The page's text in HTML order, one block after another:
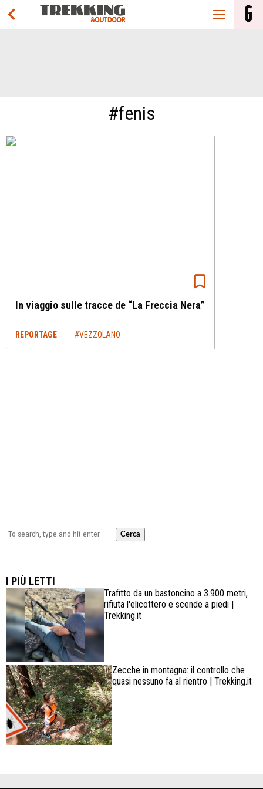
#fenis
In viaggio sulle tracce de “La Freccia Nera”
REPORTAGE #VEZZOLANO
Cerca
I PIÙ LETTI
Trafitto da un bastoncino a 3.900 metri,
rifiuta l'elicottero e scende a piedi |
Trekking.it
Zecche in montagna: il controllo che
quasi nessuno fa al rientro | Trekking.it